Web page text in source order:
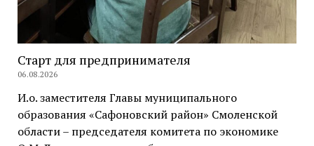
Старт для предпринимателя
06.08.2026
И.о. заместителя Главы муниципального
образования «Сафоновский район» Смоленской
области – председателя комитета по экономике